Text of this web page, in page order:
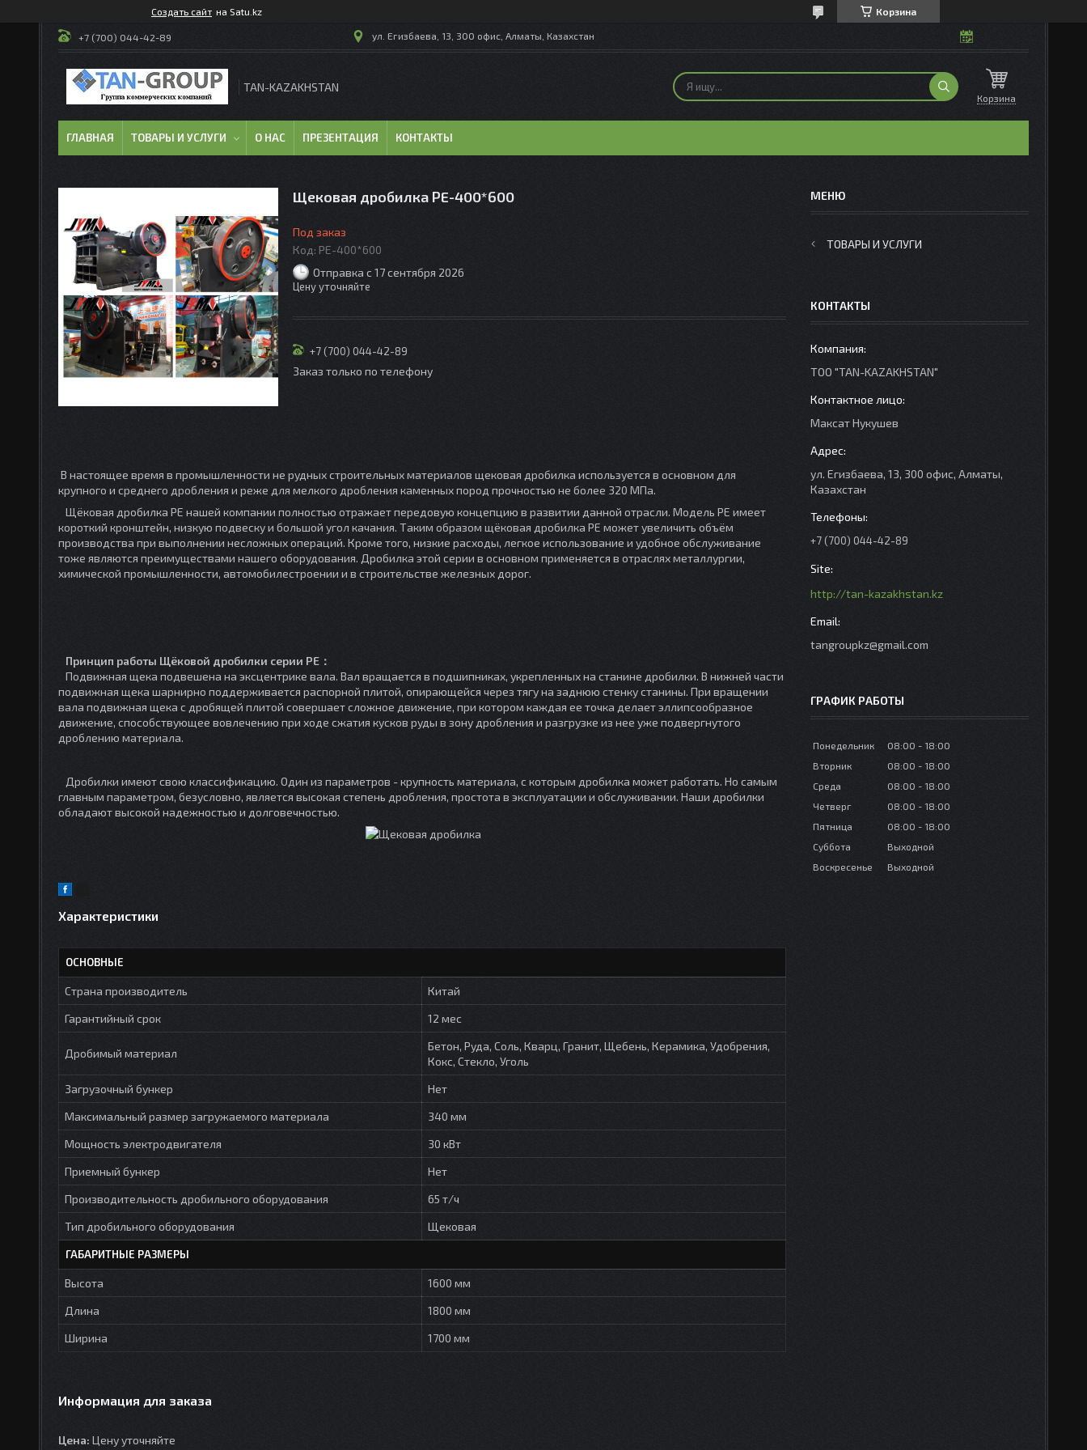
Создать сайт на Satu.kz Корзина
+7 (700) 044-42-89 ул. Егизбаева, 13, 300 офис, Алматы, Казахстан
TAN-KAZAKHSTAN
Корзина
ГЛАВНАЯ ТОВАРЫ И УСЛУГИ О НАС ПРЕЗЕНТАЦИЯ КОНТАКТЫ
Щековая дробилка PE-400*600
Под заказ
Код: PE-400*600
Отправка с 17 сентября 2026
Цену уточняйте
+7 (700) 044-42-89
Заказ только по телефону
В настоящее время в промышленности не рудных строительных материалов щековая дробилка используется в основном для
крупного и среднего дробления и реже для мелкого дробления каменных пород прочностью не более 320 МПа.
Щёковая дробилка PE нашей компании полностью отражает передовую концепцию в развитии данной отрасли. Модель PE имеет
короткий кронштейн, низкую подвеску и большой угол качания. Таким образом щёковая дробилка PE может увеличить объём
производства при выполнении несложных операций. Кроме того, низкие расходы, легкое использование и удобное обслуживание
тоже являются преимуществами нашего оборудования. Дробилка этой серии в основном применяется в отраслях металлургии,
химической промышленности, автомобилестроении и в строительстве железных дорог.
Принцип работы Щёковой дробилки серии PE：
Подвижная щека подвешена на эксцентрике вала. Вал вращается в подшипниках, укрепленных на станине дробилки. В нижней части
подвижная щека шарнирно поддерживается распорной плитой, опирающейся через тягу на заднюю стенку станины. При вращении
вала подвижная щека с дробящей плитой совершает сложное движение, при котором каждая ее точка делает эллипсообразное
движение, способствующее вовлечению при ходе сжатия кусков руды в зону дробления и разгрузке из нее уже подвергнутого
дроблению материала.
Дробилки имеют свою классификацию. Один из параметров - крупность материала, с которым дробилка может работать. Но самым
главным параметром, безусловно, является высокая степень дробления, простота в эксплуатации и обслуживании. Наши дробилки
обладают высокой надежностью и долговечностью.
Характеристики
ОСНОВНЫЕ
Страна производитель
Китай
Гарантийный срок
12 мес
Дробимый материал
Бетон, Руда, Соль, Кварц, Гранит, Щебень, Керамика, Удобрения,
Кокс, Стекло, Уголь
Загрузочный бункер
Нет
Максимальный размер загружаемого материала
340 мм
Мощность электродвигателя
30 кВт
Приемный бункер
Нет
Производительность дробильного оборудования
65 т/ч
Тип дробильного оборудования
Щековая
ГАБАРИТНЫЕ РАЗМЕРЫ
Высота
1600 мм
Длина
1800 мм
Ширина
1700 мм
Информация для заказа
Цена: Цену уточняйте
ТОВАРЫ И УСЛУГИ
КОНТАКТЫ
ТОО "TAN-KAZAKHSTAN"
Максат Нукушев
ул. Егизбаева, 13, 300 офис, Алматы,
Казахстан
+7 (700) 044-42-89
http://tan-kazakhstan.kz
tangroupkz@gmail.com
ГРАФИК РАБОТЫ
Понедельник 08:00
18:00
Вторник
08:00
18:00
Среда
08:00
18:00
Четверг
08:00
18:00
Пятница
08:00
18:00
Суббота
Выходной
Воскресенье
Выходной